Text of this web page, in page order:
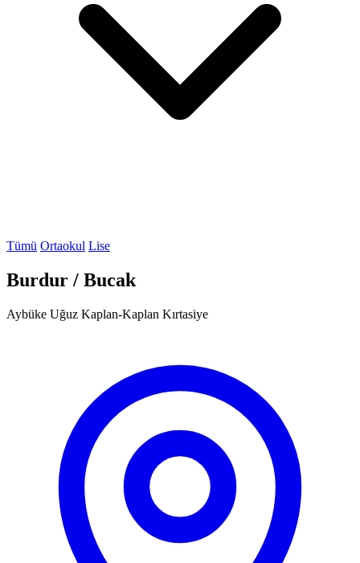
Tümü Ortaokul Lise
Burdur / Bucak
Aybüke Uğuz Kaplan-Kaplan Kırtasiye